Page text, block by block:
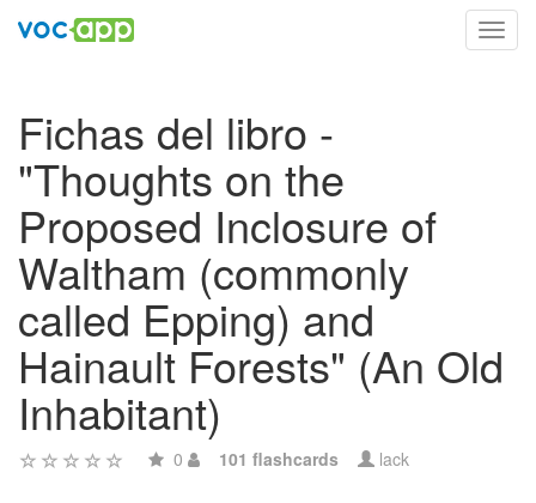
Fichas del libro -
"Thoughts on the
Proposed Inclosure of
Waltham (commonly
called Epping) and
Hainault Forests" (An Old
Inhabitant)
0 101 flashcards lack